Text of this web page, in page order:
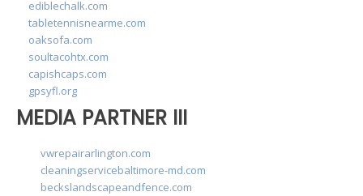
ediblechalk.com
tabletennisnearme.com
oaksofa.com
soultacohtx.com
capishcaps.com
gpsyfl.org
MEDIA PARTNER III
vwrepairarlington.com
cleaningservicebaltimore-md.com
beckslandscapeandfence.com